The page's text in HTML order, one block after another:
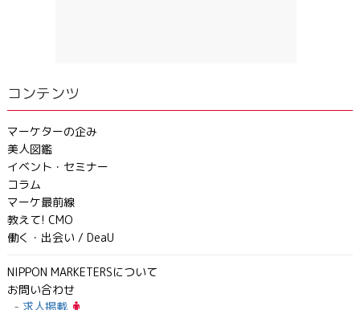
コンテンツ
マーケターの企み
美人図鑑
イベント・セミナー
コラム
マーケ最前線
教えて! CMO
働く・出会い / DeaU
NIPPON MARKETERSについて
お問い合わせ
求人掲載